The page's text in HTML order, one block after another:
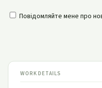
Повідомляйте мене про
WORK DETAILS